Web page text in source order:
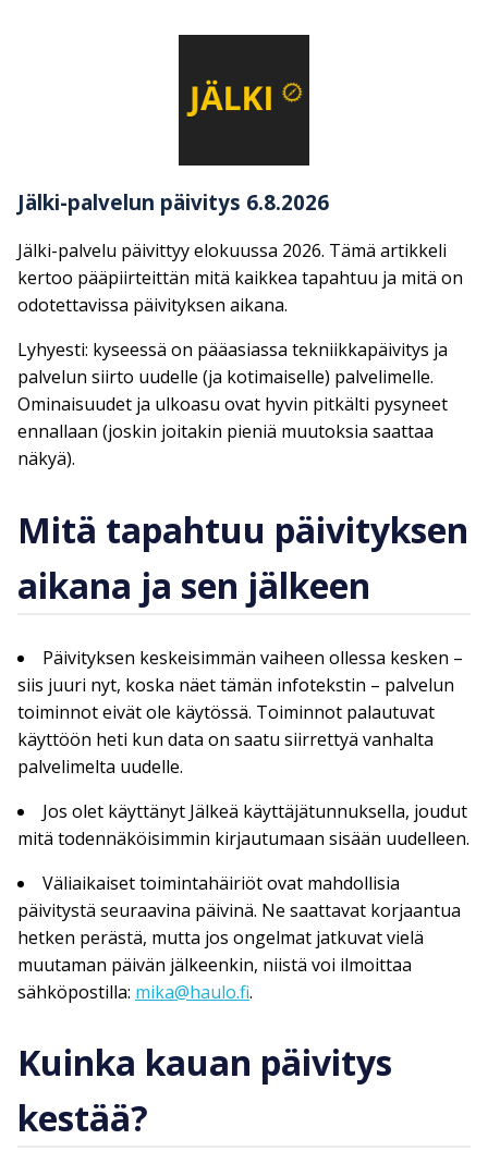
Jälki-palvelun päivitys 6.8.2026
Jälki-palvelu päivittyy elokuussa 2026. Tämä artikkeli
kertoo pääpiirteittän mitä kaikkea tapahtuu ja mitä on
odotettavissa päivityksen aikana.
Lyhyesti: kyseessä on pääasiassa tekniikkapäivitys ja
palvelun siirto uudelle (ja kotimaiselle) palvelimelle.
Ominaisuudet ja ulkoasu ovat hyvin pitkälti pysyneet
ennallaan (joskin joitakin pieniä muutoksia saattaa
näkyä).
Mitä tapahtuu päivityksen
aikana ja sen jälkeen
Päivityksen keskeisimmän vaiheen ollessa kesken –
siis juuri nyt, koska näet tämän infotekstin – palvelun
toiminnot eivät ole käytössä. Toiminnot palautuvat
käyttöön heti kun data on saatu siirrettyä vanhalta
palvelimelta uudelle.
Jos olet käyttänyt Jälkeä käyttäjätunnuksella, joudut
mitä todennäköisimmin kirjautumaan sisään uudelleen.
Väliaikaiset toimintahäiriöt ovat mahdollisia
päivitystä seuraavina päivinä. Ne saattavat korjaantua
hetken perästä, mutta jos ongelmat jatkuvat vielä
muutaman päivän jälkeenkin, niistä voi ilmoittaa
sähköpostilla: mika@haulo.fi.
Kuinka kauan päivitys
kestää?